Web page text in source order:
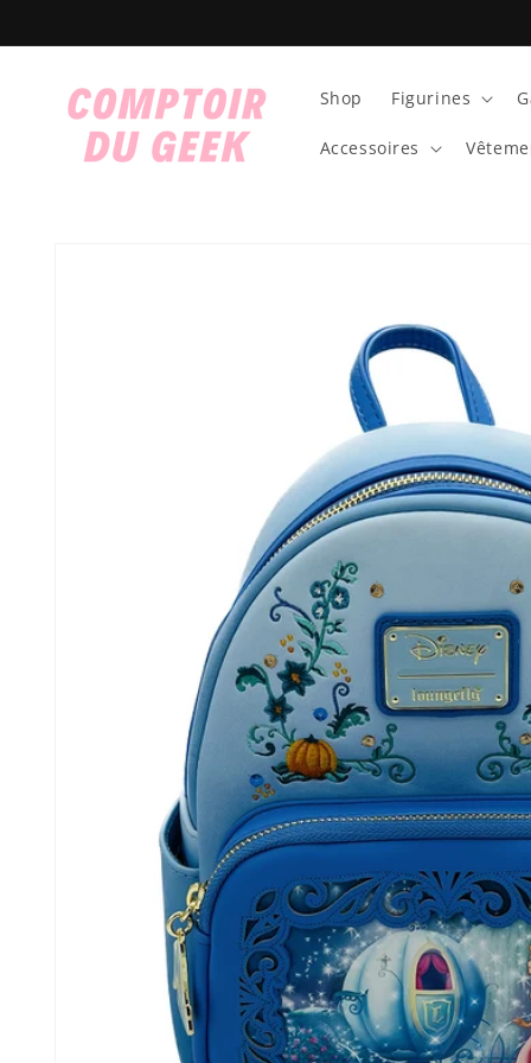
au
Shop Figurines
Accessoires